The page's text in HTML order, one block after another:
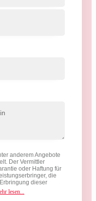
anderem Angebote
Der Vermittler
oder Haftung für
die
dieser
lesen...